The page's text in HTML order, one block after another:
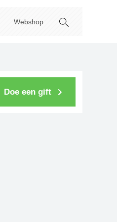
Webshop
Doe een gift